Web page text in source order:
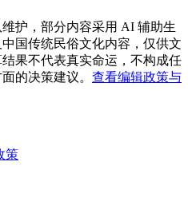
护，部分内容采用 AI 辅助生
国传统民俗文化内容，仅供文
果不代表真实命运，不构成任
的决策建议。 查看编辑政策与
策